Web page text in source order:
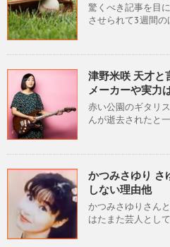
驚くべき記事を目
させられて3週間の
津野米咲 天才と
メーカーや実力
赤い公園のギタリ
んが逝去されたと
かつみさゆり さ
しない理由他
かつみさゆりさん
はたまた芸人とし